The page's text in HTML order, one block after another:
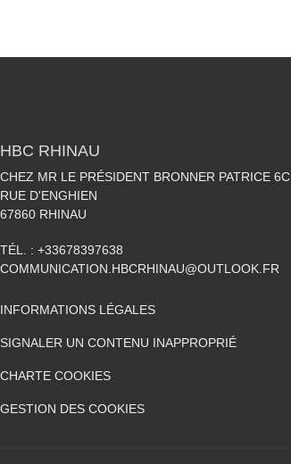
HBC RHINAU
CHEZ MR LE PRÉSIDENT BRONNER PATRICE 6C
RUE D'ENGHIEN
67860 RHINAU
TÉL. : +33678397638
COMMUNICATION.HBCRHINAU@OUTLOOK.FR
INFORMATIONS LÉGALES
SIGNALER UN CONTENU INAPPROPRIÉ
CHARTE COOKIES
GESTION DES COOKIES